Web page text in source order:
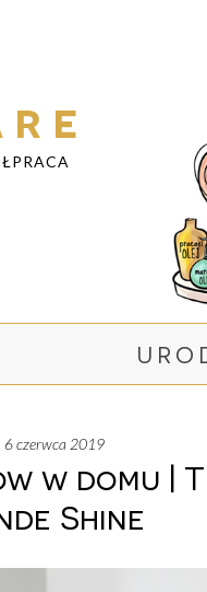
6 czerwca 2019
w domu |
Shine